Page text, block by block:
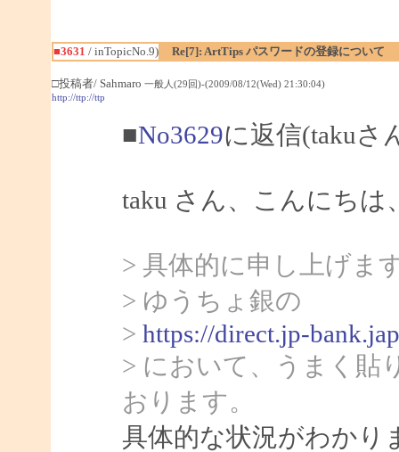
■3631 / inTopicNo.9) Re[7]: ArtTips パスワードの登録について
□投稿者/ Sahmaro 一般人(29回)-(2009/08/12(Wed) 21:30:04)
http://ttp://ttp
■No3629に返信(takuさ
taku さん、こんにちは
> 具体的に申し上げま
> ゆうちょ銀の
> https://direct.jp-
> において、うまく貼
おります。
具体的な状況がわかり